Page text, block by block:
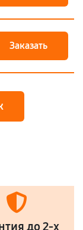
Заказать
до 2-х